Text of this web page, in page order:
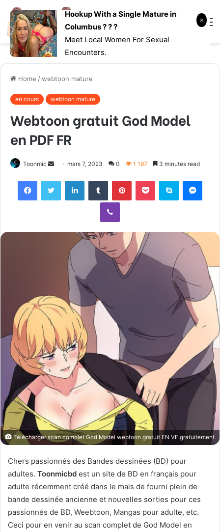
Home /webtoon mature
en cours webtoon mature
Webtoon gratuit God Model
en PDF FR
Toonmic
d
mars 7, 2023 0 1 197 3 minutes read
Viber
Télécharger scan complet God Model webtoon gratuit EN VF gratuitement
Chers passionnés des Bandes dessinées (BD) pour
adultes. Toonmicbd est un site de BD en français pour
adulte récemment créé dans le mais de fourni plein de
bande dessinée ancienne et nouvelles sorties pour ces
passionnés de BD, Weebtoon, Mangas pour adulte, etc.
Ceci pour en venir au scan complet de God Model en
Hookup With a Single Mature in
Columbus ? ? ?
Meet Local Women For Sexual
Encounters.